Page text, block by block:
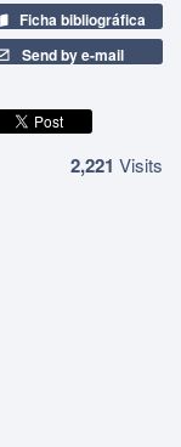
Ficha bibliográfica
Send by e-mail
2,221 Visits